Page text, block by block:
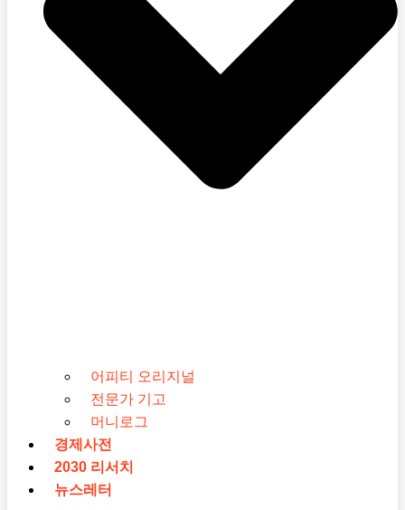
어피티 오리지널
전문가 기고
머니로그
경제사전
2030 리서치
뉴스레터